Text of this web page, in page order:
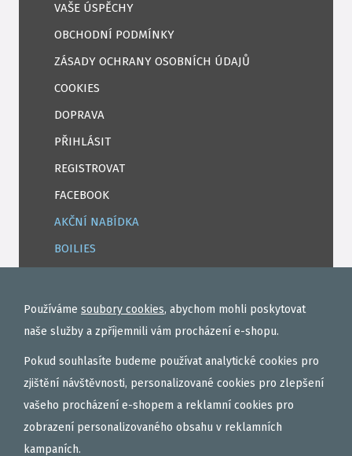
VAŠE ÚSPĚCHY
OBCHODNÍ PODMÍNKY
ZÁSADY OCHRANY OSOBNÍCH ÚDAJŮ
COOKIES
DOPRAVA
PŘIHLÁSIT
REGISTROVAT
FACEBOOK
AKČNÍ NABÍDKA
BOILIES
TEKUTÉ
OBALOVAČKY
VAŘENÝ PARTIKL
BIŽUTERIE NA MONTÁŽE
DÁRKOVÝ POUKAZ, DÁRKOVÁ KAZETA
AKČNÍ SETY
Používáme soubory cookies, abychom mohli poskytovat
naše služby a zpříjemnili vám procházení e-shopu.
Pokud souhlasíte budeme používat analytické cookies pro
zjištění návštěvnosti, personalizované cookies pro zlepšení
vašeho procházení e-shopem a reklamní cookies pro
zobrazení personalizovaného obsahu v reklamních
kampaních.